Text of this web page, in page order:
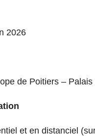
2026
de Poitiers –
et en distanciel